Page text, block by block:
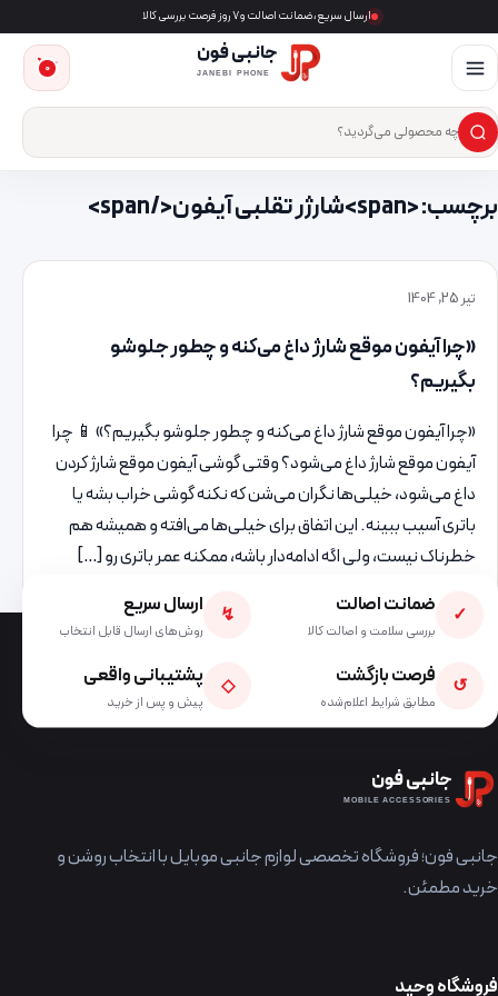
ارسال سریع، ضمانت اصالت و ۷ روز فرصت بررسی کالا
جانبی فون
JANEBI PHONE
جست‌وجوی محصول
×
0
برچسب: <span>شارژر تقلبی آیفون</span>
تیر 25, 1404
«چرا آیفون موقع شارژ داغ می‌کنه و چطور جلوشو
بگیریم؟
«چرا آیفون موقع شارژ داغ می‌کنه و چطور جلوشو بگیریم؟» 📱 چرا
آیفون موقع شارژ داغ می‌شود؟ وقتی گوشی آیفون موقع شارژ کردن
داغ می‌شود، خیلی‌ها نگران می‌شن که نکنه گوشی خراب بشه یا
باتری آسیب ببینه. این اتفاق برای خیلی‌ها می‌افته و همیشه هم
خطرناک نیست، ولی اگه ادامه‌دار باشه، ممکنه عمر باتری رو […]
✓ ضمانت اصالت
بررسی سلامت و اصالت کالا
↯ ارسال سریع
روش‌های ارسال قابل انتخاب
↺ فرصت بازگشت
مطابق شرایط اعلام‌شده
◇ پشتیبانی واقعی
پیش و پس از خرید
جانبی فون
MOBILE ACCESSORIES
جانبی فون؛ فروشگاه تخصصی لوازم جانبی موبایل با انتخاب روشن و
خرید مطمئن.
فروشگاه وحید